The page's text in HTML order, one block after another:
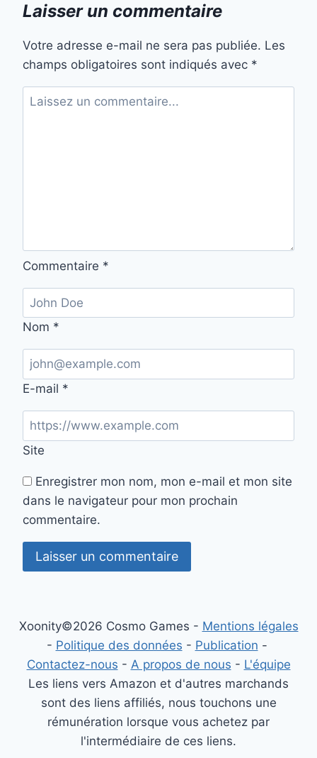
Laisser un commentaire
Votre adresse e-mail ne sera pas publiée. Les
champs obligatoires sont indiqués avec *
Commentaire *
Nom *
E-mail *
Site
Enregistrer mon nom, mon e-mail et mon site
dans le navigateur pour mon prochain
commentaire.
Xoonity©2026 Cosmo Games - Mentions légales
- Politique des données - Publication -
Contactez-nous - A propos de nous - L'équipe
Les liens vers Amazon et d'autres marchands
sont des liens affiliés, nous touchons une
rémunération lorsque vous achetez par
l'intermédiaire de ces liens.